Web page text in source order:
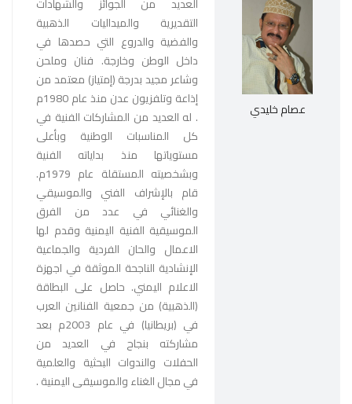
عصام خليدي
التقديرية والميداليات الذهبية
والفضية والدروع التي حصدها في
داخل الوطن وخارجة. فنان وملحن
وشاعر مجيد بدرجة (إمتياز) معتمد من
إذاعة وتلفزيون عدن منذ عام 1980م
. له العديد من المشاركات الفنية في
كل المناسبات الوطنية وبأعلى
مستوياتها منذ بداياته الفنية
وبشخصيته المستقلة عام 1979م.
قام بالإشراف الفني والموسيقي
والغنائي في عدد من الفرق
الموسيقية الفنية اليمنية وقدم لها
الاعمال والحان الفردية والجماعية
الإنشادية الناجحة الموثقة في اجهزة
الاعلام اليمني. حاصل على البطاقة
(الذهبية) من جمعية الفنانين العرب
في (بريطانيا) في عام 2003م بعد
مشاركته بنجاح في العديد من
الحفلات والندوات البحثية والعلمية
في مجال الغناء والموسيقى اليمنية .